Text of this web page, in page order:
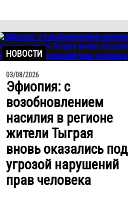
НОВОСТИ
03/08/2026
Эфиопия: с
возобновлением
насилия в регионе
жители Тыграя
вновь оказались под
угрозой нарушений
прав человека